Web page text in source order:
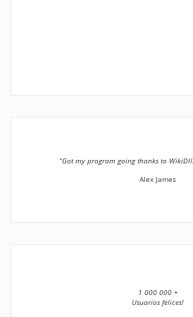
”Got my program going thanks to
Alex James
1 000 000 +
Usuarios felices!